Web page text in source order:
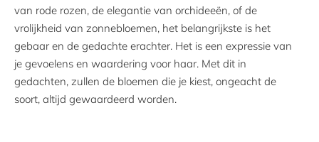
van rode rozen, de elegantie van orchideeën, of de
vrolijkheid van zonnebloemen, het belangrijkste is het
gebaar en de gedachte erachter. Het is een expressie van
je gevoelens en waardering voor haar. Met dit in
gedachten, zullen de bloemen die je kiest, ongeacht de
soort, altijd gewaardeerd worden.